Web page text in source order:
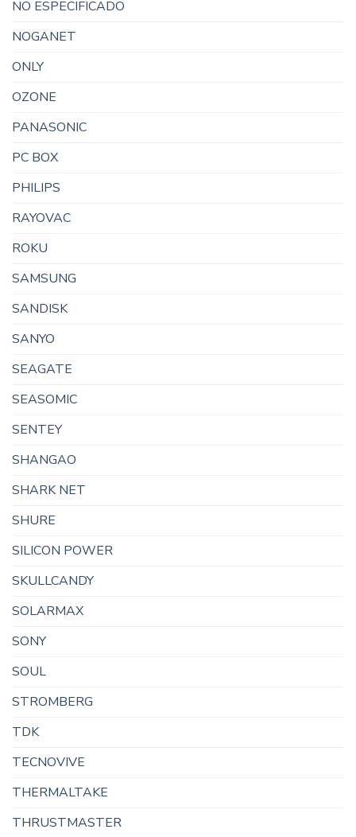
NO ESPECIFICADO
NOGANET
ONLY
OZONE
PANASONIC
PC BOX
PHILIPS
RAYOVAC
ROKU
SAMSUNG
SANDISK
SANYO
SEAGATE
SEASOMIC
SENTEY
SHANGAO
SHARK NET
SHURE
SILICON POWER
SKULLCANDY
SOLARMAX
SONY
SOUL
STROMBERG
TDK
TECNOVIVE
THERMALTAKE
THRUSTMASTER